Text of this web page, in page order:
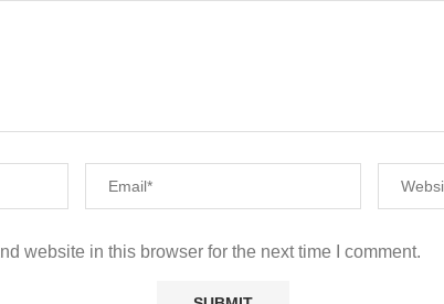
website in this browser for the next time I comment.